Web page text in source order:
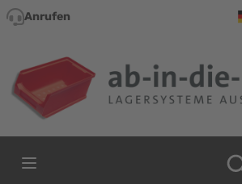
Direkt zum Inhalt
Anrufen